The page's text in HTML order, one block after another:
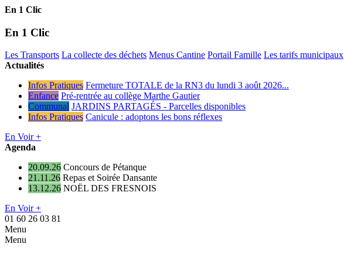
En 1 Clic
En 1 Clic
Les Transports La collecte des déchets Menus Cantine Portail Famille Les tarifs municipaux
Actualités
Infos Pratiques Fermeture TOTALE de la RN3 du lundi 3 août 2026...
Enfance Pré-rentrée au collège Marthe Gautier
Communal JARDINS PARTAGÉS - Parcelles disponibles
Infos Pratiques Canicule : adoptons les bons réflexes
En Voir +
Agenda
20.09.26 Concours de Pétanque
21.11.26 Repas et Soirée Dansante
13.12.26 NOËL DES FRESNOIS
En Voir +
01 60 26 03 81
Menu
Menu